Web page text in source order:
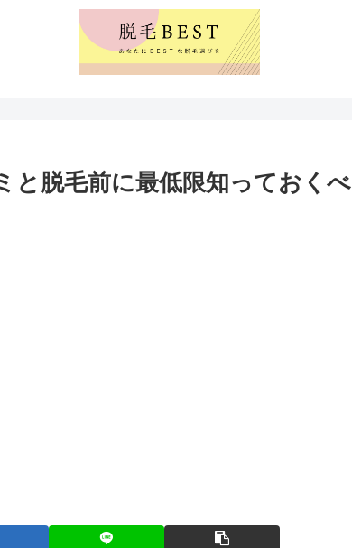
と脱毛前に最低限知っておくべ